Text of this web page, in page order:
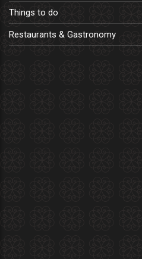
Things to do
Restaurants & Gastronomy